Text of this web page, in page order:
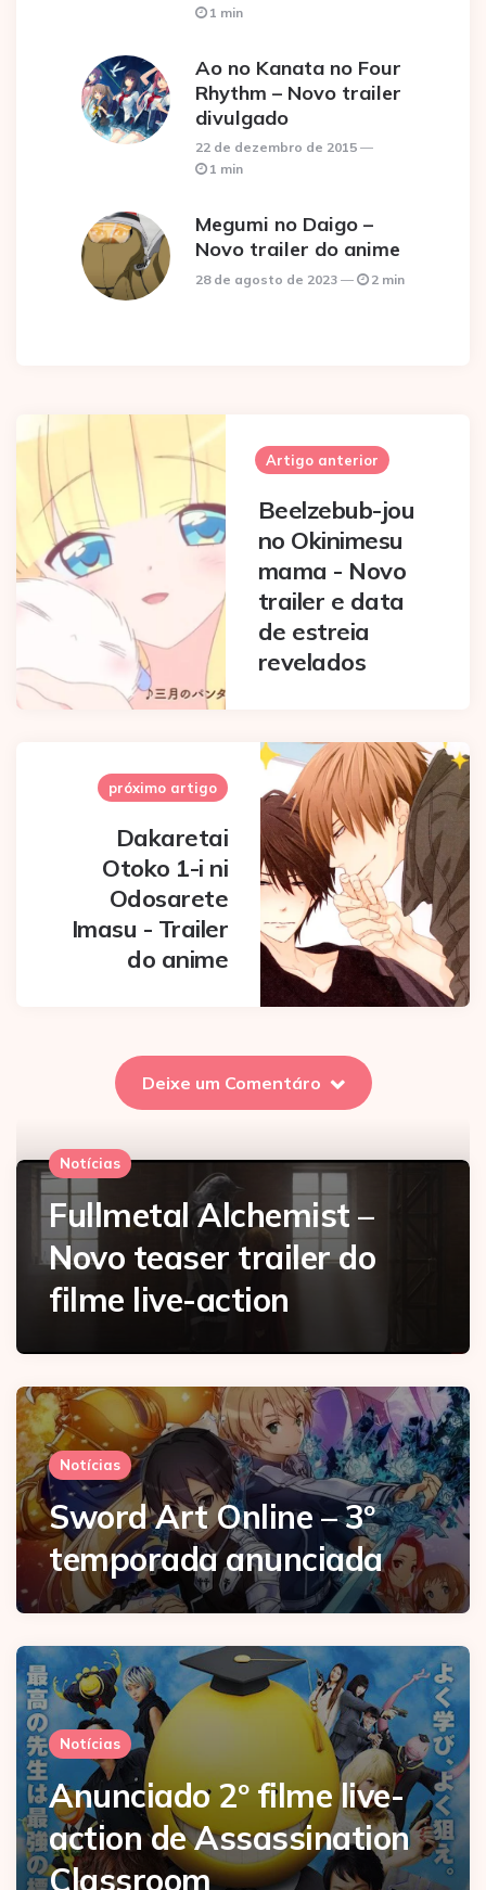
1 min
Ao no Kanata no Four
Rhythm – Novo trailer
divulgado
22 de dezembro de 2015
1 min
Megumi no Daigo –
Novo trailer do anime
28 de agosto de 2023 2 min
Post
navigation
Artigo anterior
Beelzebub-jou
no Okinimesu
mama - Novo
trailer e data
de estreia
revelados
próximo artigo
Dakaretai
Otoko 1-i ni
Odosarete
Imasu - Trailer
do anime
Deixe um Comentáro
Notícias
Fullmetal Alchemist –
Novo teaser trailer do
filme live-action
Notícias
Sword Art Online – 3º
temporada anunciada
Notícias
Anunciado 2º filme live-
action de Assassination
Classroom